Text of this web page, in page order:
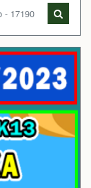
- 17190